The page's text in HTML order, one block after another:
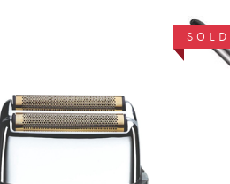
DÉTAILS